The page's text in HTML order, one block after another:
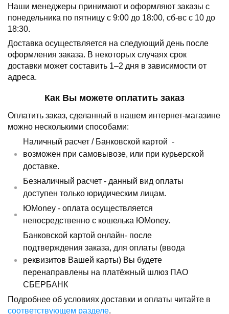
Наши менеджеры принимают и оформляют заказы с
понедельника по пятницу с 9:00 до 18:00, сб-вс с 10 до
18:30.
Доставка осуществляется на следующий день после
оформления заказа. В некоторых случаях срок
доставки может составить 1–2 дня в зависимости от
адреса.
Как Вы можете оплатить заказ
Оплатить заказ, сделанный в нашем интернет-магазине
можно несколькими способами:
Наличный расчет / Банковской картой -
возможен при самовывозе, или при курьерской
доставке.
Безналичный расчет - данный вид оплаты
доступен только юридическим лицам.
ЮMoney - оплата осуществляется
непосредственно с кошелька ЮMoney.
Банковской картой онлайн- после
подтверждения заказа, для оплаты (ввода
реквизитов Вашей карты) Вы будете
перенаправлены на платёжный шлюз ПАО
СБЕРБАНК
Подробнее об условиях доставки и оплаты читайте в
соответствующем разделе.